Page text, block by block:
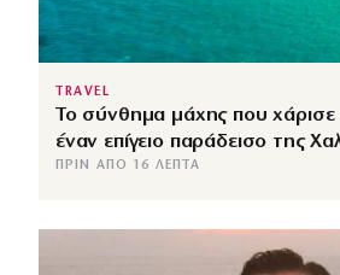
TRAVEL
Το σύνθημα μάχης που
έναν επίγειο παράδεισο της
ΠΡΙΝ ΑΠΌ 16 ΛΕΠΤΆ